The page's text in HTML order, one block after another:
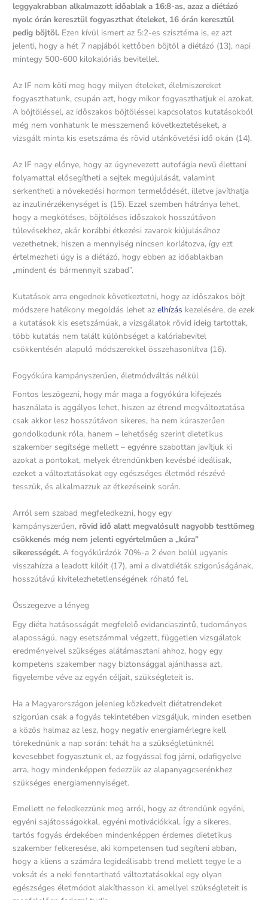
leggyakrabban alkalmazott időablak a 16:8-as, azaz a diétázó
nyolc órán keresztül fogyaszthat ételeket, 16 órán keresztül
pedig böjtöl. Ezen kívül ismert az 5:2-es szisztéma is, ez azt
jelenti, hogy a hét 7 napjából kettőben böjtöl a diétázó (13), napi
mintegy 500-600 kilokalóriás bevitellel.
Az IF nem köti meg hogy milyen ételeket, élelmiszereket
fogyaszthatunk, csupán azt, hogy mikor fogyaszthatjuk el azokat.
A böjtöléssel, az időszakos böjtöléssel kapcsolatos kutatásokból
még nem vonhatunk le messzemenő következtetéseket, a
vizsgált minta kis esetszáma és rövid utánkövetési idő okán (14).
Az IF nagy előnye, hogy az úgynevezett autofágia nevű élettani
folyamattal elősegítheti a sejtek megújulását, valamint
serkentheti a növekedési hormon termelődését, illetve javíthatja
az inzulinérzékenységet is (15). Ezzel szemben hátránya lehet,
hogy a megkötéses, böjtöléses időszakok hosszútávon
túlevésekhez, akár korábbi étkezési zavarok kiújulásához
vezethetnek, hiszen a mennyiség nincsen korlátozva, így ezt
értelmezheti úgy is a diétázó, hogy ebben az időablakban
„mindent és bármennyit szabad”.
Kutatások arra engednek következtetni, hogy az időszakos böjt
módszere hatékony megoldás lehet azelhízás kezelésére, de ezek
a kutatások kis esetszámúak, a vizsgálatok rövid ideig tartottak,
több kutatás nem talált különbséget a kalóriabevitel
csökkentésén alapuló módszerekkel összehasonlítva (16).
Fogyókúra kampányszerűen, életmódváltás nélkül
Fontos leszögezni, hogy már maga a fogyókúra kifejezés
használata is aggályos lehet, hiszen az étrend megváltoztatása
csak akkor lesz hosszútávon sikeres, ha nem kúraszerűen
gondolkodunk róla, hanem – lehetőség szerint dietetikus
szakember segítsége mellett – egyénre szabottan javítjuk ki
azokat a pontokat, melyek étrendünkben kevésbé ideálisak,
ezeket a változtatásokat egy egészséges életmód részévé
tesszük, és alkalmazzuk az étkezéseink során.
Arról sem szabad megfeledkezni, hogy egy
kampányszerűen, rövid idő alatt megvalósult nagyobb testtömeg
csökkenés még nem jelenti egyértelműen a „kúra”
sikerességét.A fogyókúrázók 70%-a 2 éven belül ugyanis
visszahízza a leadott kilóit (17), ami a divatdiéták szigorúságának,
hosszútávú kivitelezhetetlenségének róható fel.
Összegezve a lényeg
Egy diéta hatásosságát megfelelő evidanciaszintű, tudományos
alaposságú, nagy esetszámmal végzett, független vizsgálatok
eredményeivel szükséges alátámasztani ahhoz, hogy egy
kompetens szakember nagy biztonsággal ajánlhassa azt,
figyelembe véve az egyén céljait, szükségleteit is.
Ha a Magyarországon jelenleg közkedvelt diétatrendeket
szigorúan csak a fogyás tekintetében vizsgáljuk, minden esetben
a közös halmaz az lesz, hogy negatív energiamérlegre kell
törekednünk a nap során: tehát ha a szükségletünknél
kevesebbet fogyasztunk el, az fogyással fog járni, odafigyelve
arra, hogy mindenképpen fedezzük az alapanyagcserénkhez
szükséges energiamennyiséget.
Emellett ne feledkezzünk meg arról, hogy az étrendünk egyéni,
egyéni sajátosságokkal, egyéni motivációkkal. Így a sikeres,
tartós fogyás érdekében mindenképpen érdemes dietetikus
szakember felkeresése, aki kompetensen tud segíteni abban,
hogy a kliens a számára legideálisabb trend mellett tegye le a
voksát és a neki fenntartható változtatásokkal egy olyan
egészséges életmódot alakíthasson ki, amellyel szükségleteit is